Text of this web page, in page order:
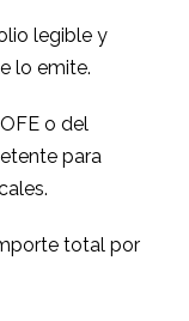
legible y
lo emite.
o del
para
total por